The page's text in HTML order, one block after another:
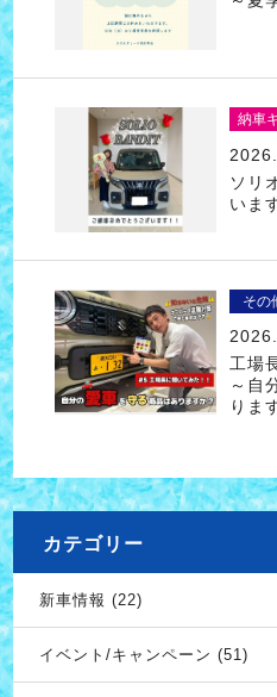
納車
ソリ
いま
その
工場
～自
りま
カテゴリー
新車情報 (22)
イベント/キャンペーン (51)